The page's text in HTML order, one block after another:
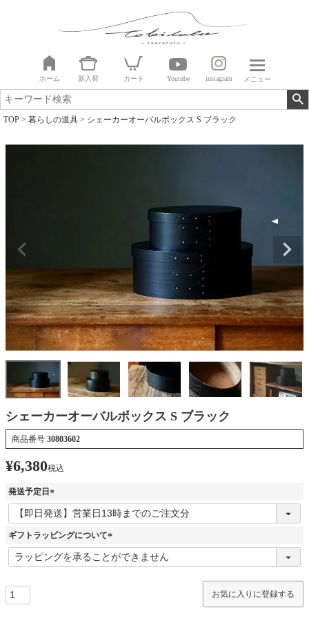
ホーム 新入荷 カート Youtube instagram メニュー
TOP 暮らしの道具 シェーカーオーバルボックス S ブラック
シェーカーオーバルボックス S ブラック
商品番号 30803602
¥6,380税込
発送予定日
(
必
須
ギフトラッピングについて
(
必
お気に入りに登録する